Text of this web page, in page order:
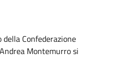
Confederazione
Montemurro si